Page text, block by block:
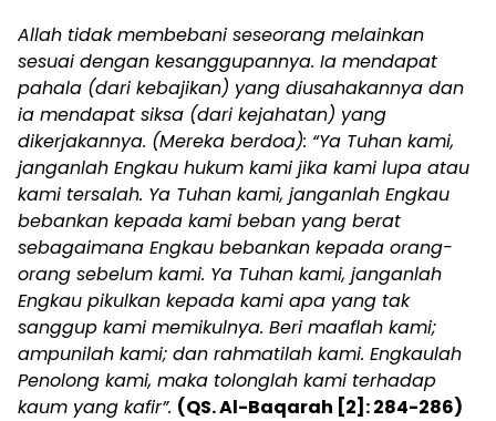
Allah tidak membebani seseorang melainkan
sesuai dengan kesanggupannya. Ia mendapat
pahala (dari kebajikan) yang diusahakannya dan
ia mendapat siksa (dari kejahatan) yang
dikerjakannya. (Mereka berdoa): “Ya Tuhan kami,
janganlah Engkau hukum kami jika kami lupa atau
kami tersalah. Ya Tuhan kami, janganlah Engkau
bebankan kepada kami beban yang berat
sebagaimana Engkau bebankan kepada orang-
orang sebelum kami. Ya Tuhan kami, janganlah
Engkau pikulkan kepada kami apa yang tak
sanggup kami memikulnya. Beri maaflah kami;
ampunilah kami; dan rahmatilah kami. Engkaulah
Penolong kami, maka tolonglah kami terhadap
kaum yang kafir”. (QS. Al-Baqarah [2]: 284-286)